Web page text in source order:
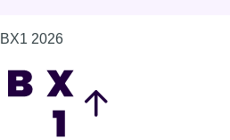
BX1 2026